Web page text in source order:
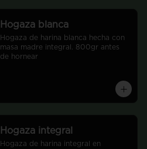
Hogaza blanca
Hogaza de harina blanca hecha con
masa madre integral. 800gr antes
de hornear
Hogaza integral
Hogaza de harina integral en